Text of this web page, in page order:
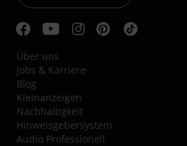
Über uns
Jobs & Karriere
Blog
Kleinanzeigen
Nachhaltigkeit
Hinweisgebersystem
Audio Professionell